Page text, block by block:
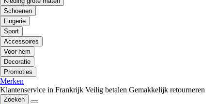
Schoenen
Lingerie
Sport
Accessoires
Voor hem
Decoratie
Promoties
Merken
Klantenservice in Frankrijk Veilig betalen Gemakkelijk retourneren
Zoeken